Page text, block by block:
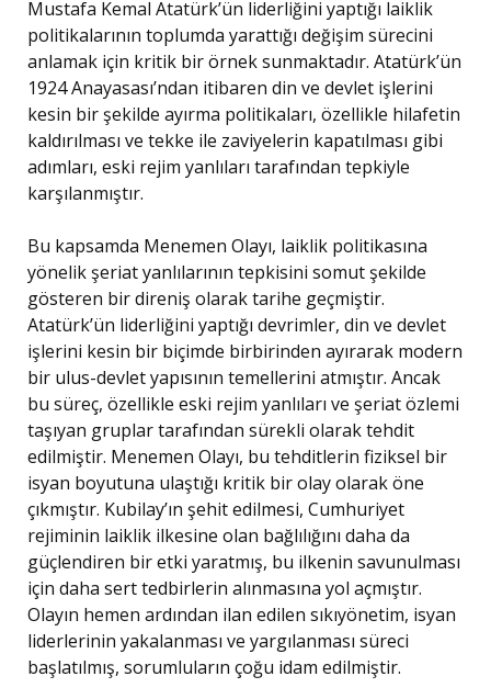
Mustafa Kemal Atatürk’ün liderliğini yaptığı laiklik
politikalarının toplumda yarattığı değişim sürecini
anlamak için kritik bir örnek sunmaktadır. Atatürk’ün
1924 Anayasası’ndan itibaren din ve devlet işlerini
kesin bir şekilde ayırma politikaları, özellikle hilafetin
kaldırılması ve tekke ile zaviyelerin kapatılması gibi
adımları, eski rejim yanlıları tarafından tepkiyle
karşılanmıştır.
Bu kapsamda Menemen Olayı, laiklik politikasına
yönelik şeriat yanlılarının tepkisini somut şekilde
gösteren bir direniş olarak tarihe geçmiştir.
Atatürk’ün liderliğini yaptığı devrimler, din ve devlet
işlerini kesin bir biçimde birbirinden ayırarak modern
bir ulus-devlet yapısının temellerini atmıştır. Ancak
bu süreç, özellikle eski rejim yanlıları ve şeriat özlemi
taşıyan gruplar tarafından sürekli olarak tehdit
edilmiştir. Menemen Olayı, bu tehditlerin fiziksel bir
isyan boyutuna ulaştığı kritik bir olay olarak öne
çıkmıştır. Kubilay’ın şehit edilmesi, Cumhuriyet
rejiminin laiklik ilkesine olan bağlılığını daha da
güçlendiren bir etki yaratmış, bu ilkenin savunulması
için daha sert tedbirlerin alınmasına yol açmıştır.
Olayın hemen ardından ilan edilen sıkıyönetim, isyan
liderlerinin yakalanması ve yargılanması süreci
başlatılmış, sorumluların çoğu idam edilmiştir.